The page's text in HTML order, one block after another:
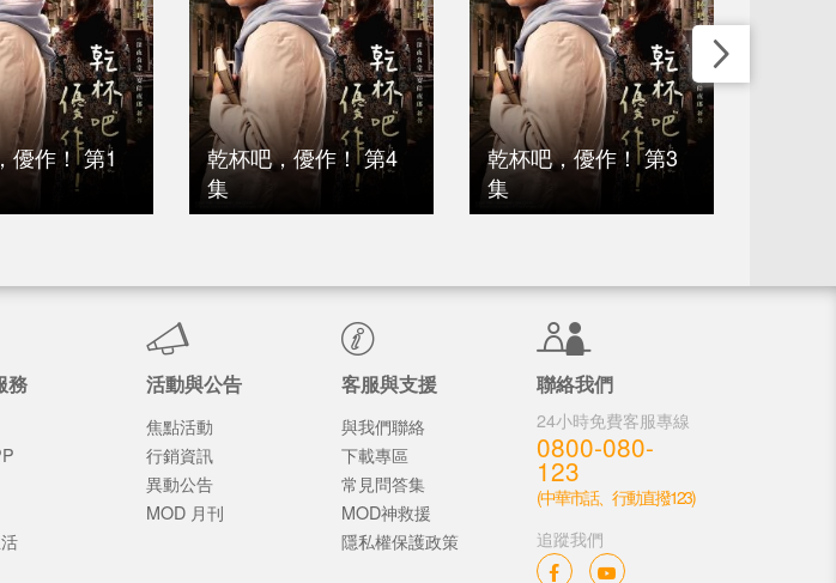
優作！ 第1
乾杯吧，優作！ 第4
集
乾杯吧，優作！ 第3
集
務 活動與公告
焦點活動
行銷資訊
異動公告
MOD 月刊
客服與支援
與我們聯絡
下載專區
常見問答集
MOD神救援
隱私權保護政策
聯絡我們
24小時免費客服專線
0800-080-
123
(中華市話、行動直撥123)
追蹤我們